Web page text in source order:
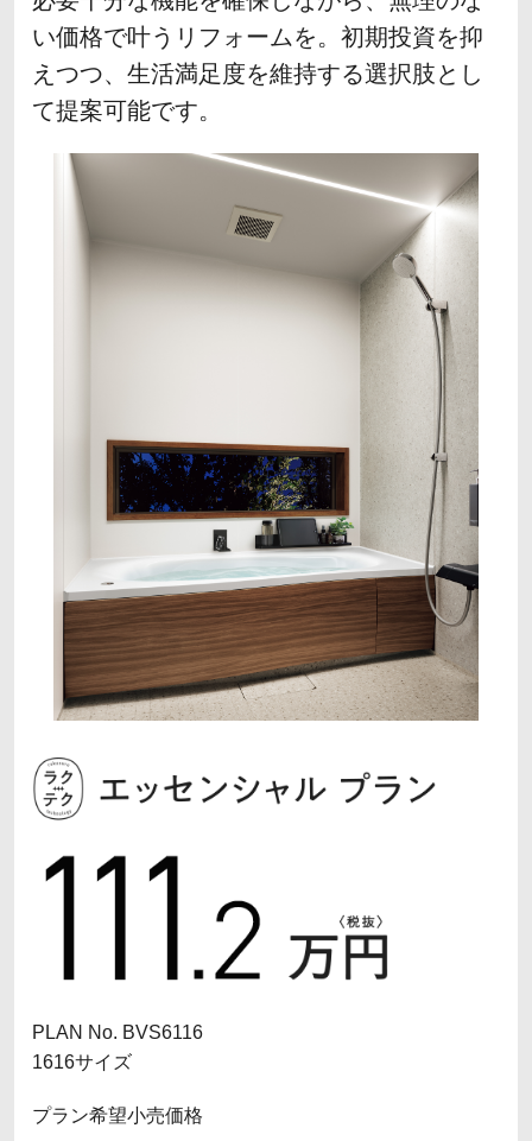
い価格で叶うリフォームを。初期投資を抑
えつつ、生活満足度を維持する選択肢とし
て提案可能です。
PLAN No. BVS6116
1616サイズ
プラン希望小売価格